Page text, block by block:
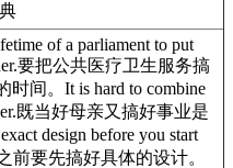
of a parliament to put
要把公共医疗卫生服务搞
时间。 It is hard to combine
既当好母亲又 搞好事业是
design before you start
前要先搞好具体的设计。